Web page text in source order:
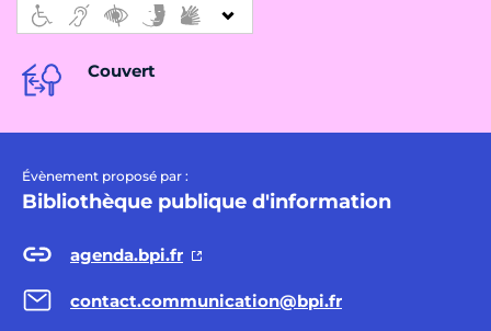
Couvert
Évènement proposé par :
Bibliothèque publique d'information
agenda.bpi.fr
contact.communication@bpi.fr